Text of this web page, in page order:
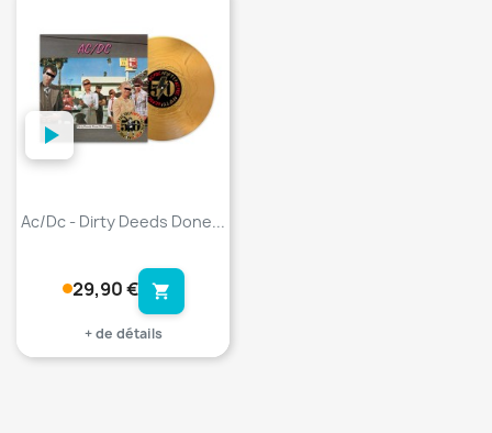
Ac/Dc - Dirty Deeds Done...
29,90 € shopping_cart
+ de détails